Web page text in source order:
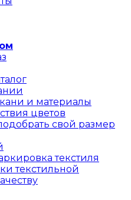
и материалы
цветов
свой размер
текстиля
текстильной